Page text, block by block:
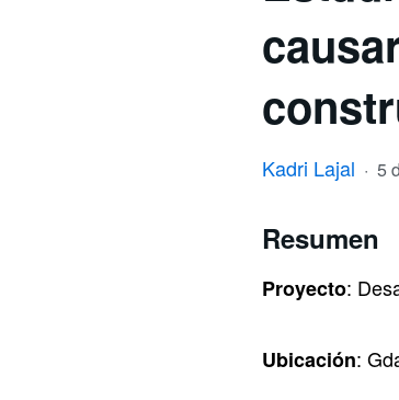
Kadri Lajal · 5
Resumen
Proyecto:
Ubicación: